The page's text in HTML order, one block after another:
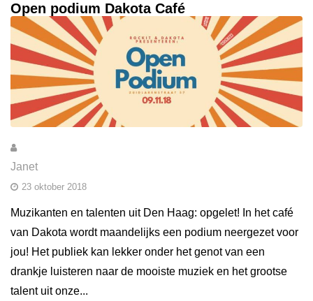
Open podium Dakota Café
Janet
23 oktober 2018
Muzikanten en talenten uit Den Haag: opgelet! In het café
van Dakota wordt maandelijks een podium neergezet voor
jou! Het publiek kan lekker onder het genot van een
drankje luisteren naar de mooiste muziek en het grootse
talent uit onze...